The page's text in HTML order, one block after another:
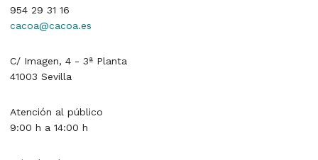
954 29 31 16
cacoa@cacoa.es
C/ Imagen, 4 - 3ª Planta
41003 Sevilla
Atención al público
9:00 h a 14:00 h